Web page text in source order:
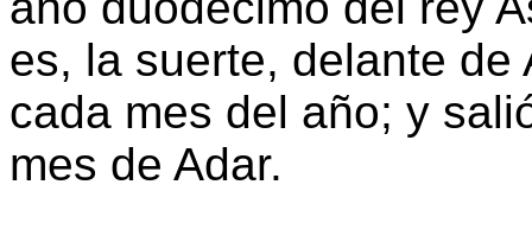
es, la suerte, delante
cada mes del año; y
mes de Adar.